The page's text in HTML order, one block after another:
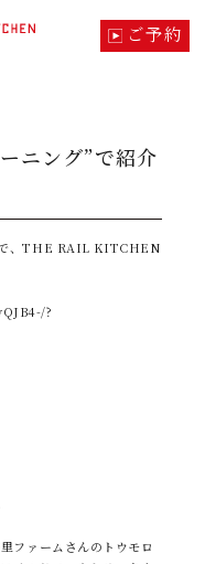
わり・体験
・運行日
ご予約
ニング”で紹介
で、THE RAIL KITCHEN
?
ファームさんのトウモロ